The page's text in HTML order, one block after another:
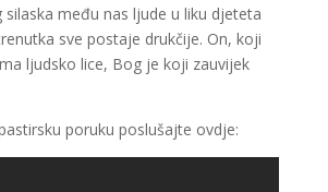
među nas ljude u liku djeteta
sve postaje drukčije. On, koji
ljudsko lice, Bog je koji zauvijek
poruku poslušajte ovdje: